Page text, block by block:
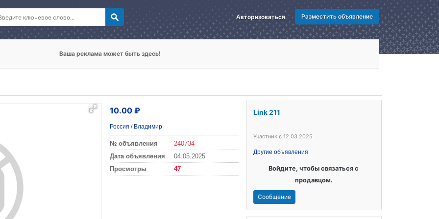
Авторизоваться Разместить объявление
Ваша реклама может быть здесь!
10.00 ₽
Россия / Владимир
№ объявления
240734
Дата объявления
04.05.2025
Просмотры
47
Link 211
Участник с 12.03.2025
Другие объявления
Войдите, чтобы связаться с
продавцом.
Сообщение